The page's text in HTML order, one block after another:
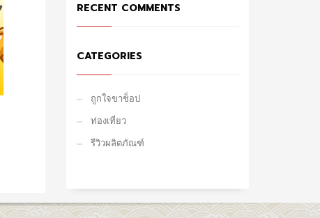
RECENT COMMENTS
CATEGORIES
ถูกใจขาช็อป
ท่องเที่ยว
รีวิวผลิตภัณฑ์